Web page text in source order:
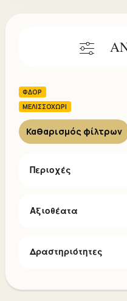
ΦΔΟΡ
ΜΕΛΙΣΣΟΧΩΡΙ
Καθαρισμός φίλτρων
Περιοχές
Αξιοθέατα
Δραστηριότητες